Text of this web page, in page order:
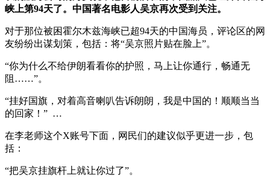
峡上第94天了。中国著名电影人吴京再次受到关注。
对于那位被困霍尔木兹海峡已超94天的中国海员，评论区的网
友纷纷出谋划策，包括：将“吴京照片贴在脸上”。
“你为什么不给伊朗看看你的护照，马上让你通行，畅通无
阻……”。
“挂好国旗，对着高音喇叭告诉朗朗，我是中国的！顺顺当当
的回家！” …
在李老师这个X账号下面，网民们的建议似乎更进一步，包
括：
“把吴京挂旗杆上就让你过了”。